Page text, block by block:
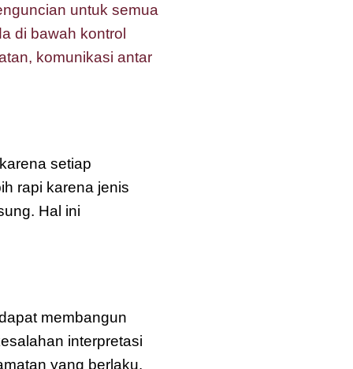
untuk semua
di bawah kontrol
komunikasi antar
setiap
rapi karena jenis
Hal ini
membangun
interpretasi
yang berlaku.